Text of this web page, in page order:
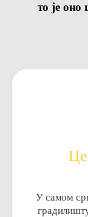
то је
У самом